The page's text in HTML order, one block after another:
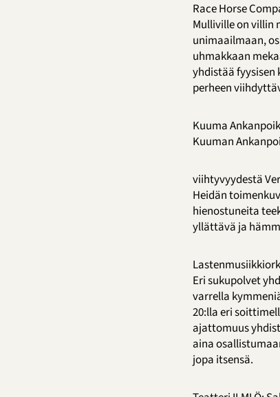
Race Horse
Mulliville on villin
unimaailmaan,
uhmakkaan
yhdistää fyysisen
perheen
Kuuma
Kuuman
viihtyvyydestä
Heidän
hienostuneita
yllättävä ja
Eri sukupolvet
varrella
20:lla eri
ajattomuus
aina
jopa itsensä.